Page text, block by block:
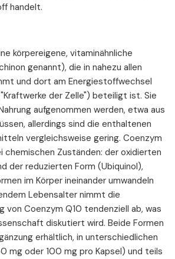
handelt.
körpereigene, vitaminähnliche
genannt), die in nahezu allen
und dort am Energiestoffwechsel
der Zelle") beteiligt ist. Sie
aufgenommen werden, etwa aus
allerdings sind die enthaltenen
vergleichsweise gering. Coenzym
chemischen Zuständen: der oxidierten
der reduzierten Form (Ubiquinol),
im Körper ineinander umwandeln
Lebensalter nimmt die
von Coenzym Q10 tendenziell ab, was
diskutiert wird. Beide Formen
erhältlich, in unterschiedlichen
mg oder 100 mg pro Kapsel) und teils